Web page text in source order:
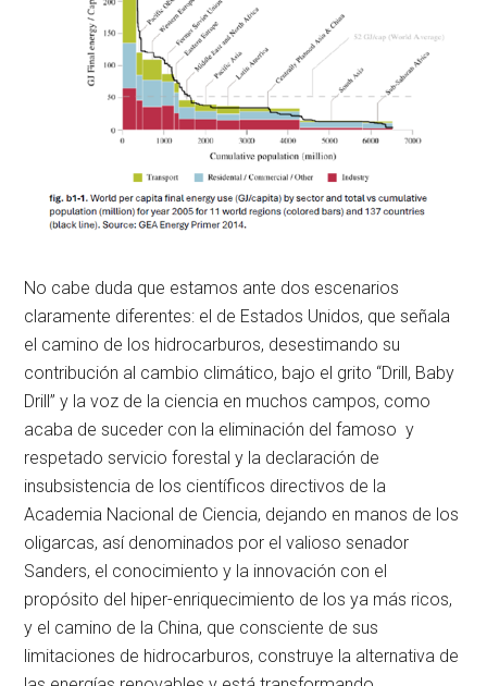
No cabe duda que estamos ante dos escenarios
claramente diferentes: el de Estados Unidos, que señala
el camino de los hidrocarburos, desestimando su
contribución al cambio climático, bajo el grito “Drill, Baby
Drill” y la voz de la ciencia en muchos campos, como
acaba de suceder con la eliminación del famoso y
respetado servicio forestal y la declaración de
insubsistencia de los científicos directivos de la
Academia Nacional de Ciencia, dejando en manos de los
oligarcas, así denominados por el valioso senador
Sanders, el conocimiento y la innovación con el
propósito del hiper-enriquecimiento de los ya más ricos,
y el camino de la China, que consciente de sus
limitaciones de hidrocarburos, construye la alternativa de